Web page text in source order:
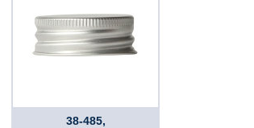
38-485,